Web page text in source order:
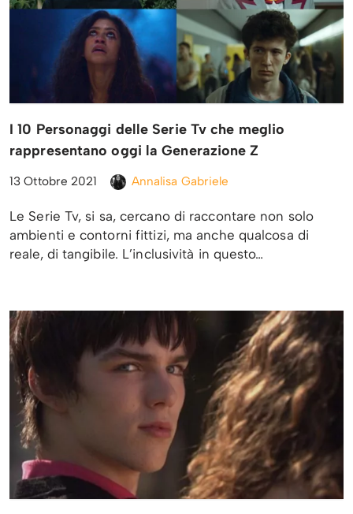
I 10 Personaggi delle Serie Tv che meglio
rappresentano oggi la Generazione Z
13 Ottobre 2021 Annalisa Gabriele
Le Serie Tv, si sa, cercano di raccontare non solo
ambienti e contorni fittizi, ma anche qualcosa di
reale, di tangibile. L’inclusività in questo…